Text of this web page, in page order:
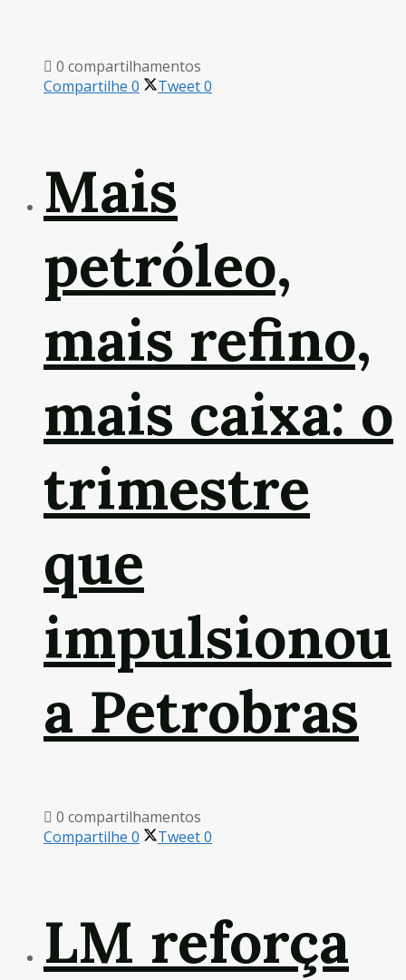
0 compartilhamentos
Compartilhe 0 Tweet0
Mais
petróleo,
mais refino,
mais caixa: o
trimestre
que
impulsionou
a Petrobras
0 compartilhamentos
Compartilhe 0 Tweet0
LM reforça